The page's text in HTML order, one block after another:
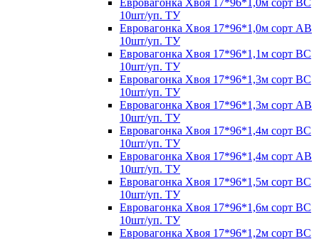
Евровагонка Хвоя 17*96*1,0м сорт ВС
10шт/уп. ТУ
Евровагонка Хвоя 17*96*1,0м сорт АВ
10шт/уп. ТУ
Евровагонка Хвоя 17*96*1,1м сорт ВС
10шт/уп. ТУ
Евровагонка Хвоя 17*96*1,3м сорт ВС
10шт/уп. ТУ
Евровагонка Хвоя 17*96*1,3м сорт АВ
10шт/уп. ТУ
Евровагонка Хвоя 17*96*1,4м сорт ВС
10шт/уп. ТУ
Евровагонка Хвоя 17*96*1,4м сорт АВ
10шт/уп. ТУ
Евровагонка Хвоя 17*96*1,5м сорт ВС
10шт/уп. ТУ
Евровагонка Хвоя 17*96*1,6м сорт ВС
10шт/уп. ТУ
Евровагонка Хвоя 17*96*1,2м сорт ВС